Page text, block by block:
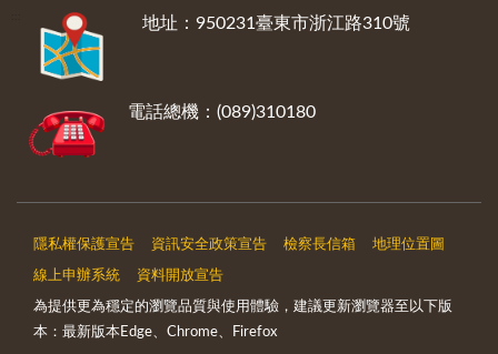
地址：950231臺東市浙江路310號
電話總機：(089)310180
隱私權保護宣告 資訊安全政策宣告 檢察長信箱 地理位置圖
線上申辦系統 資料開放宣告
為提供更為穩定的瀏覽品質與使用體驗，建議更新瀏覽器至以下版
本：最新版本Edge、Chrome、Firefox